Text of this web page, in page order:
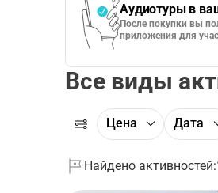
Аудиотуры в
После покупки вы
приложения для
Все виды
Цена Дата
Найдено активностей: